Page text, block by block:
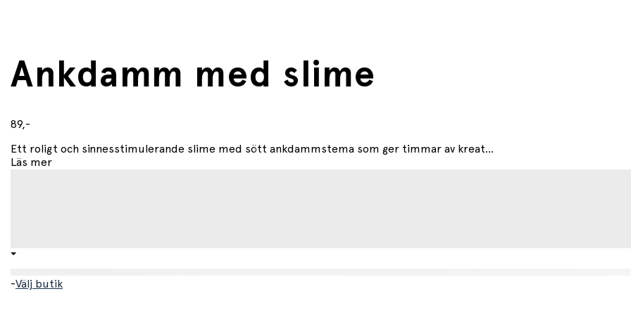
• Från 3 år
Ankdamm med slime
89,-
Ett roligt och sinnesstimulerande slime med sött ankdammstema som ger timmar av kreat...
Läs mer
-Välj butik